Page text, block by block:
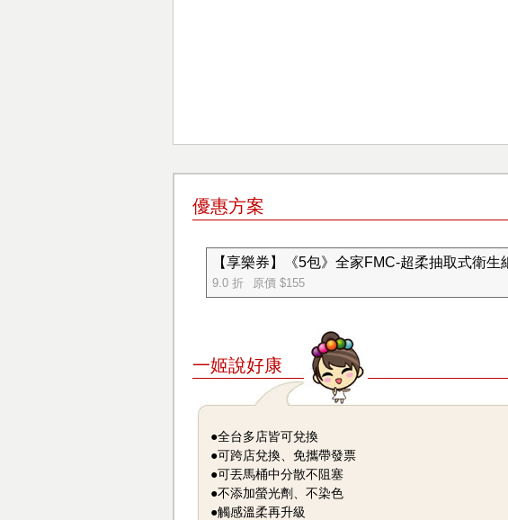
優惠方案
【享樂券】《5包》全家FMC-超柔抽取式衛生
9.0 折 原價 $155
一姬說好康
●全台多店皆可兌換
●可跨店兌換、免攜帶發票
●可丟馬桶中分散不阻塞
●不添加螢光劑、不染色
●觸感溫柔再升級